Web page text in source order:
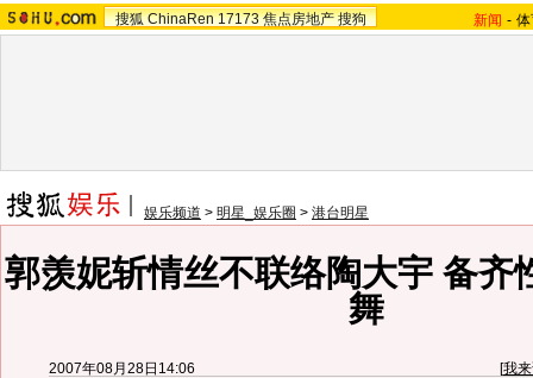
搜狐 ChinaRen 17173 焦点房地产 搜狗 新闻 -
娱乐频道 > 明星_娱乐圈 > 港台明星
郭羡妮斩情丝不联络陶大宇 备齐
舞
2007年08月28日14:06 [我